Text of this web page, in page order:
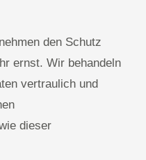
den Schutz
ernst. Wir behandeln
vertraulich und
dieser